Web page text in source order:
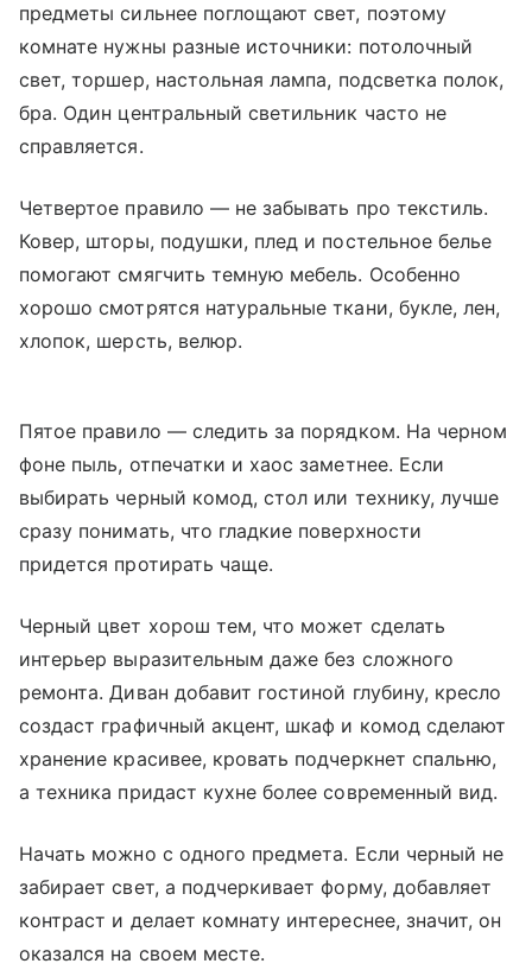
предметы сильнее поглощают свет, поэтому
комнате нужны разные источники: потолочный
свет, торшер, настольная лампа, подсветка полок,
бра. Один центральный светильник часто не
справляется.
Четвертое правило — не забывать про текстиль.
Ковер, шторы, подушки, плед и постельное белье
помогают смягчить темную мебель. Особенно
хорошо смотрятся натуральные ткани, букле, лен,
хлопок, шерсть, велюр.
Пятое правило — следить за порядком. На черном
фоне пыль, отпечатки и хаос заметнее. Если
выбирать черный комод, стол или технику, лучше
сразу понимать, что гладкие поверхности
придется протирать чаще.
Черный цвет хорош тем, что может сделать
интерьер выразительным даже без сложного
ремонта. Диван добавит гостиной глубину, кресло
создаст графичный акцент, шкаф и комод сделают
хранение красивее, кровать подчеркнет спальню,
а техника придаст кухне более современный вид.
Начать можно с одного предмета. Если черный не
забирает свет, а подчеркивает форму, добавляет
контраст и делает комнату интереснее, значит, он
оказался на своем месте.